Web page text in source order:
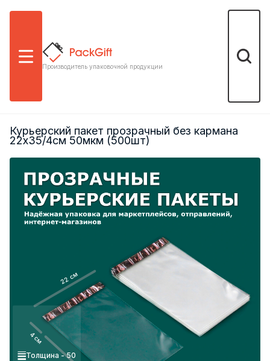
Меню
Производитель упаковочной продукции
Поиск
22 см
4 см
Толщина - 50
Курьерский пакет прозрачный без кармана
22х35/4см 50мкм (500шт)